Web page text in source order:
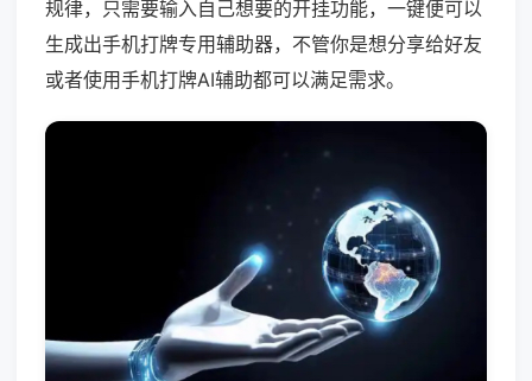
规律，只需要输入自己想要的开挂功能，一键便可以
生成出手机打牌专用辅助器，不管你是想分享给好友
或者使用手机打牌AI辅助都可以满足需求。